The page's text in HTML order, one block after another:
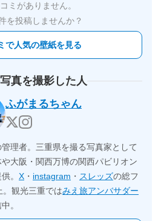
ミがありません。
を投稿しませんか？
で人気の壁紙を見る
真を撮影した人
ふがまるちゃん
理者。三重県を撮る写真家として
大阪・関西万博の関西パビリオン
。 X ・ instagram ・ スレッズの総フ
。観光三重ではみえ旅アンバサダー
。